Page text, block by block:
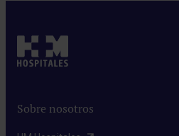
Sobre nosotros